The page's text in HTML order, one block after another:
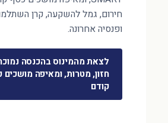
חירום, גמל להשקעה, קרן
ופנסיה אחרונה.
לצאת מהמינוס בהכנסה
חזון, מטרות, ומאיפה מושכים
קודם